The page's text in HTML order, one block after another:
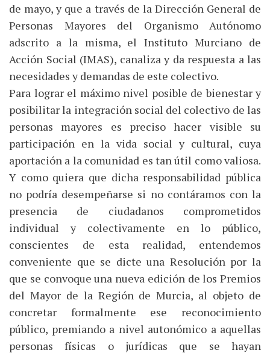
de mayo, y que a través de la Dirección General de
Personas Mayores del Organismo Autónomo
adscrito a la misma, el Instituto Murciano de
Acción Social (IMAS), canaliza y da respuesta a las
necesidades y demandas de este colectivo.
Para lograr el máximo nivel posible de bienestar y
posibilitar la integración social del colectivo de las
personas mayores es preciso hacer visible su
participación en la vida social y cultural, cuya
aportación a la comunidad es tan útil como valiosa.
Y como quiera que dicha responsabilidad pública
no podría desempeñarse si no contáramos con la
presencia de ciudadanos comprometidos
individual y colectivamente en lo público,
conscientes de esta realidad, entendemos
conveniente que se dicte una Resolución por la
que se convoque una nueva edición de los Premios
del Mayor de la Región de Murcia, al objeto de
concretar formalmente ese reconocimiento
público, premiando a nivel autonómico a aquellas
personas físicas o jurídicas que se hayan